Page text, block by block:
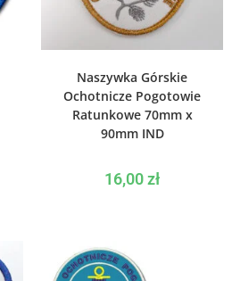
Naszywka Górskie
Ochotnicze Pogotowie
Ratunkowe 70mm x
90mm IND
16,00zł